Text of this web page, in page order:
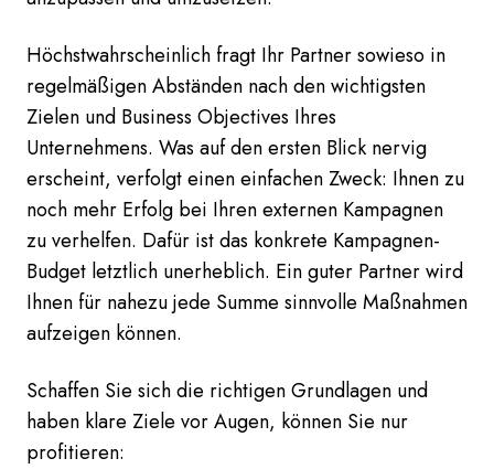
Höchstwahrscheinlich fragt Ihr Partner sowieso in
regelmäßigen Abständen nach den wichtigsten
Zielen und Business Objectives Ihres
Unternehmens. Was auf den ersten Blick nervig
erscheint, verfolgt einen einfachen Zweck: Ihnen zu
noch mehr Erfolg bei Ihren externen Kampagnen
zu verhelfen. Dafür ist das konkrete Kampagnen-
Budget letztlich unerheblich. Ein guter Partner wird
Ihnen für nahezu jede Summe sinnvolle Maßnahmen
aufzeigen können.
Schaffen Sie sich die richtigen Grundlagen und
haben klare Ziele vor Augen, können Sie nur
profitieren: